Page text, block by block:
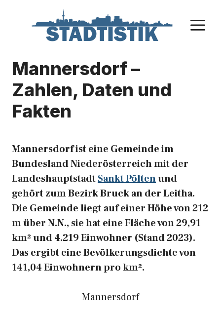
Mannersdorf –
Zahlen, Daten und
Fakten
Mannersdorf ist eine Gemeinde im
Bundesland Niederösterreich mit der
LandeshauptstadtSankt Pöltenund
gehört zum Bezirk Bruck an der Leitha.
Die Gemeinde liegt auf einer Höhe von 212
m über N.N., sie hat eine Fläche von 29,91
km² und 4.219 Einwohner (Stand 2023).
Das ergibt eine Bevölkerungsdichte von
141,04 Einwohnern pro km².
Mannersdorf